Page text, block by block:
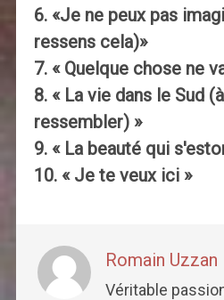
6. «Je ne peux pas
ressens cela)»
7. « Quelque chose ne
8. « La vie dans le Sud
ressembler) »
9. « La beauté qui
10. « Je te veux ici »
Romain Uzzan
Véritable